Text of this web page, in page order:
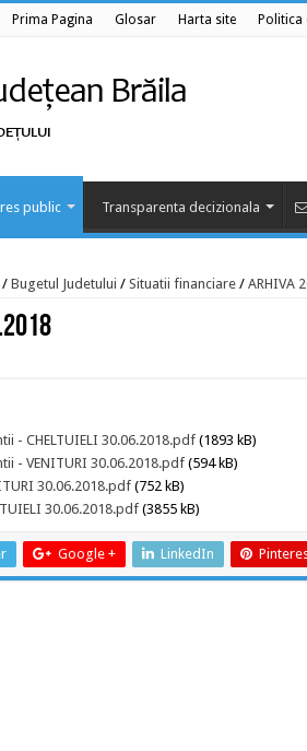
Prima Pagina Glosar Harta site Politica
public Transparenta decizionala
/ Bugetul Judetului / Situatii financiare / ARHIVA
- CHELTUIELI 30.06.2018.pdf (1893 kB)
- VENITURI 30.06.2018.pdf(594 kB)
30.06.2018.pdf (752 kB)
30.06.2018.pdf (3855 kB)
Google + LinkedIn